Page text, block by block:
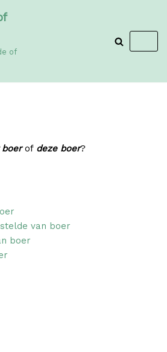
of
of deze boer?
van boer
boer